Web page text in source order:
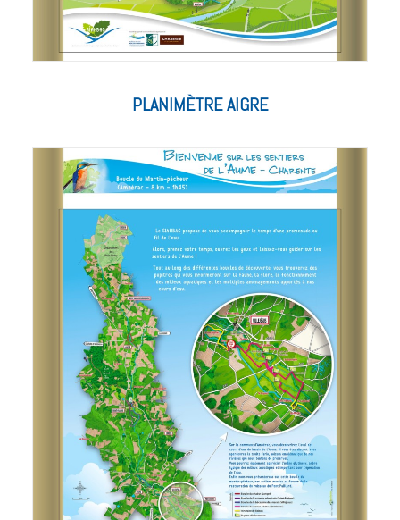
PLANIMÈTRE AIGRE